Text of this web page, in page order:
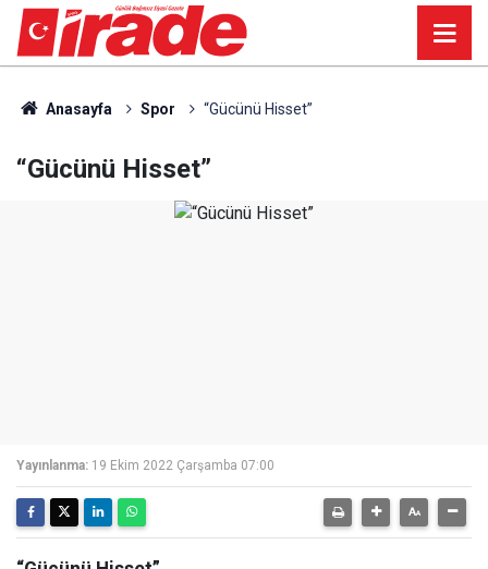
Anasayfa Spor “Gücünü Hisset”
“Gücünü Hisset”
Yayınlanma: 19 Ekim 2022 Çarşamba 07:00